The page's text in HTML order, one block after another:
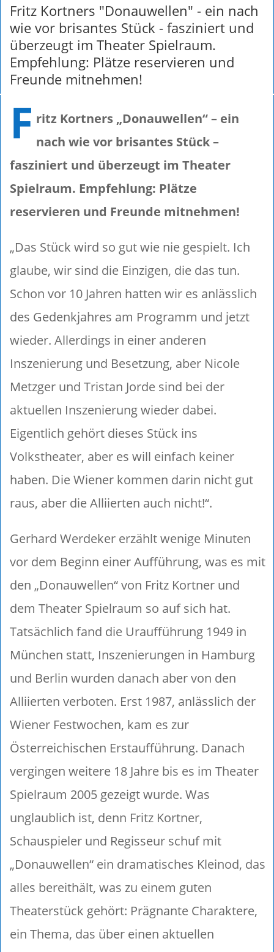
Fritz Kortners "Donauwellen" - ein nach
wie vor brisantes Stück - fasziniert und
überzeugt im Theater Spielraum.
Empfehlung: Plätze reservieren und
Freunde mitnehmen!
F ritz Kortners „Donauwellen“ – ein
nach wie vor brisantes Stück –
fasziniert und überzeugt im Theater
Spielraum. Empfehlung: Plätze
reservieren und Freunde mitnehmen!
„Das Stück wird so gut wie nie gespielt. Ich
glaube, wir sind die Einzigen, die das tun.
Schon vor 10 Jahren hatten wir es anlässlich
des Gedenkjahres am Programm und jetzt
wieder. Allerdings in einer anderen
Inszenierung und Besetzung, aber Nicole
Metzger und Tristan Jorde sind bei der
aktuellen Inszenierung wieder dabei.
Eigentlich gehört dieses Stück ins
Volkstheater, aber es will einfach keiner
haben. Die Wiener kommen darin nicht gut
raus, aber die Alliierten auch nicht!“.
Gerhard Werdeker erzählt wenige Minuten
vor dem Beginn einer Aufführung, was es mit
den „Donauwellen“ von Fritz Kortner und
dem Theater Spielraum so auf sich hat.
Tatsächlich fand die Uraufführung 1949 in
München statt, Inszenierungen in Hamburg
und Berlin wurden danach aber von den
Alliierten verboten. Erst 1987, anlässlich der
Wiener Festwochen, kam es zur
Österreichischen Erstaufführung. Danach
vergingen weitere 18 Jahre bis es im Theater
Spielraum 2005 gezeigt wurde. Was
unglaublich ist, denn Fritz Kortner,
Schauspieler und Regisseur schuf mit
„Donauwellen“ ein dramatisches Kleinod, das
alles bereithält, was zu einem guten
Theaterstück gehört: Prägnante Charaktere,
ein Thema, das über einen aktuellen